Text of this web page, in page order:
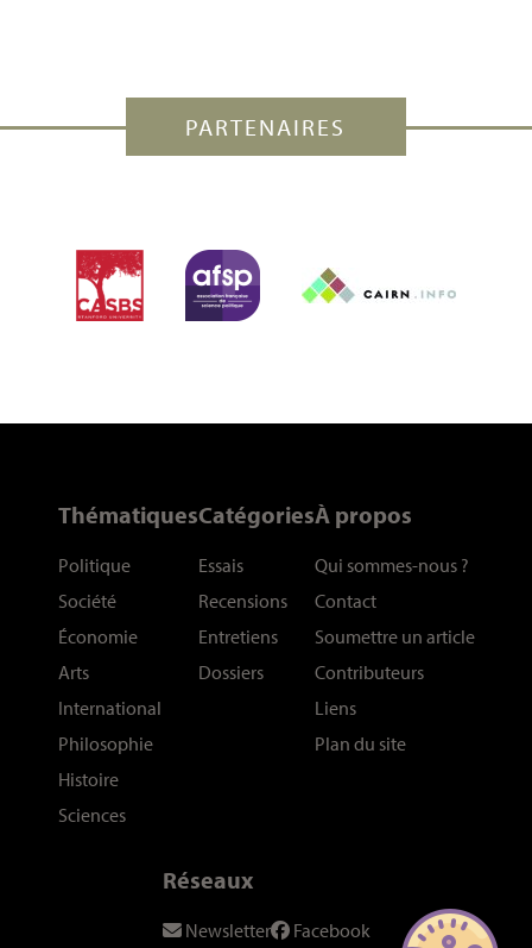
PARTENAIRES
Thématiques
Politique
Société
Économie
Arts
International
Philosophie
Histoire
Sciences
Catégories
Essais
Recensions
Entretiens
Dossiers
À propos
Qui sommes-nous ?
Contact
Soumettre un article
Contributeurs
Liens
Plan du site
Réseaux
Newsletter Facebook